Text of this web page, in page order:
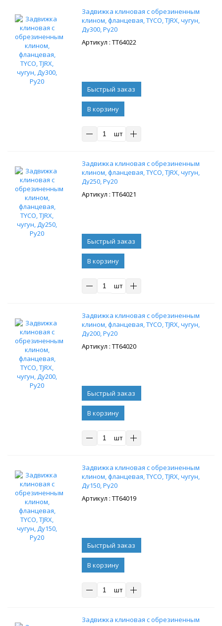
Задвижка клиновая с обрезиненным
клином, фланцевая, TYCO, TJRX, чугун,
Ду300, Ру20
: ТТ64022
В корзину
шт
Задвижка клиновая с обрезиненным
клином, фланцевая, TYCO, TJRX, чугун,
Ду250, Ру20
: ТТ64021
В корзину
шт
Задвижка клиновая с обрезиненным
клином, фланцевая, TYCO, TJRX, чугун,
Ду200, Ру20
: ТТ64020
В корзину
шт
Задвижка клиновая с обрезиненным
клином, фланцевая, TYCO, TJRX, чугун,
Ду150, Ру20
: ТТ64019
В корзину
шт
Задвижка клиновая с обрезиненным